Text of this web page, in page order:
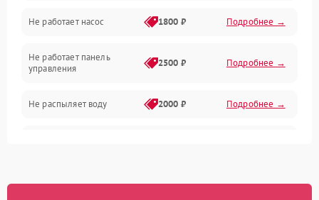
Вода
Гигиена
Программное обеспечение
Не работает насос 1800 ₽ Подробнее →
Не работает панель
управления
2500 ₽ Подробнее →
Не распыляет воду 2000 ₽ Подробнее →
Проблемы с набором